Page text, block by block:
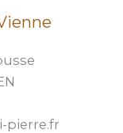
pierre.fr